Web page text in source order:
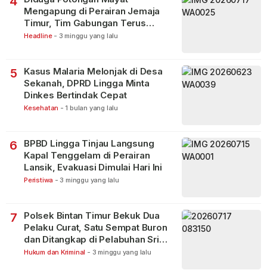
Mengapung di Perairan Jemaja
Timur, Tim Gabungan Terus
Lakukan Pencarian
Headline - 3 minggu yang lalu
5
Kasus Malaria Melonjak di Desa
Sekanah, DPRD Lingga Minta
Dinkes Bertindak Cepat
Kesehatan - 1 bulan yang lalu
6
BPBD Lingga Tinjau Langsung
Kapal Tenggelam di Perairan
Lansik, Evakuasi Dimulai Hari Ini
Peristiwa - 3 minggu yang lalu
7
Polsek Bintan Timur Bekuk Dua
Pelaku Curat, Satu Sempat Buron
dan Ditangkap di Pelabuhan Sri
Bintan Pura
Hukum dan Kriminal - 3 minggu yang lalu